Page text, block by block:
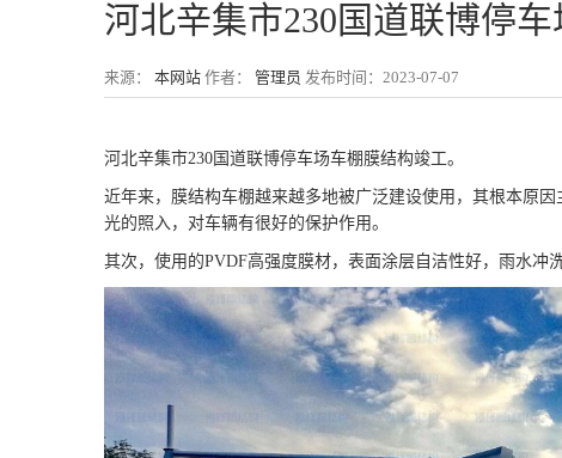
河北辛集市230国道联博停
来源： 本网站 作者： 管理员 发布时间：2023-07-07
河北辛集市230国道联博停车场车棚膜结构竣工。
近年来，膜结构车棚越来越多地被广泛建设使用，其根本原
光的照入，对车辆有很好的保护作用。
其次，使用的PVDF高强度膜材，表面涂层自洁性好，雨水冲